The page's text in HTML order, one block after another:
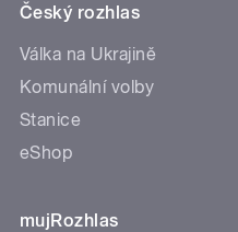
Český rozhlas
Válka na Ukrajině
Komunální volby
Stanice
eShop
mujRozhlas